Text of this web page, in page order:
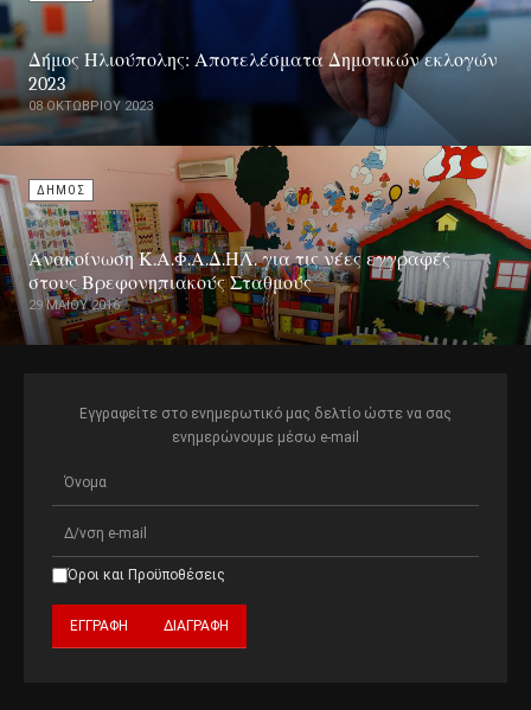
Δήμος Ηλιούπολης: Αποτελέσματα Δημοτικών εκλογών
2023
08 ΟΚΤΩΒΡΊΟΥ 2023
ΔΗΜΟΣ
Ανακοίνωση Κ.Α.Φ.Α.Δ.ΗΛ. για τις νέες εγγραφές
στους Βρεφονηπιακούς Σταθμούς
29 ΜΑΪ́ΟΥ 2016
Εγγραφείτε στο ενημερωτικό μας δελτίο ώστε να σας
ενημερώνουμε μέσω e-mail
Όροι και Προϋποθέσεις